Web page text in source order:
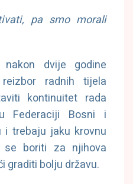
pa smo morali
dvije godine
radnih tijela
kontinuitet rada
Federaciji Bosni i
i trebaju jaku krovnu
se boriti za njihova
graditi bolju državu.